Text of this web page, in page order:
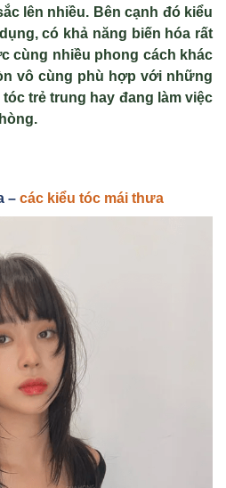
lên nhiều. Bên cạnh đó kiểu
có khả năng biến hóa rất
cùng nhiều phong cách khác
vô cùng phù hợp với những
trẻ trung hay đang làm việc
– các kiểu tóc mái thưa